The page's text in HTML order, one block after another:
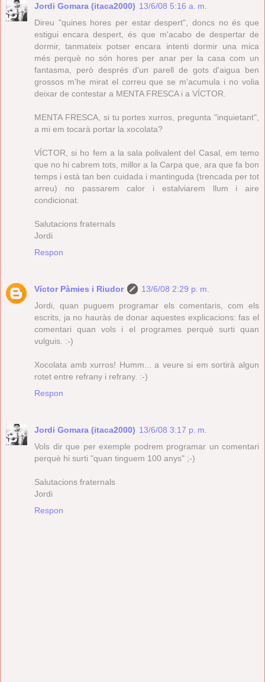
Jordi Gomara (itaca2000) 13/6/08 5:16 a. m.
Direu "quines hores per estar despert", doncs no és que
estigui encara despert, és que m'acabo de despertar de
dormir, tanmateix potser encara intenti dormir una mica
més perquè no són hores per anar per la casa com un
fantasma, però després d'un parell de gots d'aigua ben
grossos m'he mirat el correu que se m'acumula i no volia
deixar de contestar a MENTA FRESCA i a VÍCTOR.
MENTA FRESCA, si tu portes xurros, pregunta "inquietant",
a mi em tocarà portar la xocolata?
VÍCTOR, si ho fem a la sala polivalent del Casal, em temo
que no hi cabrem tots, millor a la Carpa que, ara que fa bon
temps i està tan ben cuidada i mantinguda (trencada per tot
arreu) no passarem calor i estalviarem llum i aire
condicionat.
Salutacions fraternals
Jordi
Respon
Víctor Pàmies i Riudor
13/6/08 2:29 p. m.
Jordi, quan puguem programar els comentaris, com els
escrits, ja no hauràs de donar aquestes explicacions: fas el
comentari quan vols i el programes perquè surti quan
vulguis. :-)
Xocolata amb xurros! Humm... a veure si em sortirà algun
rotet entre refrany i refrany. :-)
Respon
Jordi Gomara (itaca2000) 13/6/08 3:17 p. m.
Vols dir que per exemple podrem programar un comentari
perquè hi surti "quan tinguem 100 anys" ;-)
Salutacions fraternals
Jordi
Respon